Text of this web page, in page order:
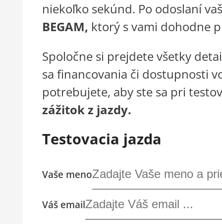
niekoľko sekúnd. Po odoslaní
BEGAM, ktorý s vami dohodne
Spoločne si prejdete všetky
sa financovania či dostupnosti
potrebujete, aby ste sa pri
zážitok z jazdy.
Testovacia jazda
Vaše meno
Váš email